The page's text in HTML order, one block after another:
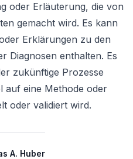
oder Erläuterung, die von
gemacht wird. Es kann
Erklärungen zu den
Diagnosen enthalten. Es
zukünftige Prozesse
auf eine Methode oder
oder validiert wird.
A. Huber